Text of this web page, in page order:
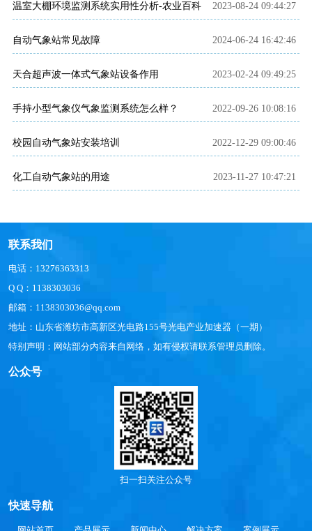
温室大棚环境监测系统实用性分析-农业百科 2023-08-24 09:44:27
自动气象站常见故障 2024-06-24 16:42:46
天合超声波一体式气象站设备作用 2023-02-24 09:49:25
手持小型气象仪气象监测系统怎么样？ 2022-09-26 10:08:16
校园自动气象站安装培训 2022-12-29 09:00:46
化工自动气象站的用途 2023-11-27 10:47:21
联系我们
电话：13276363313
Q Q：1138303036
邮箱：1138303036@qq.com
地址：山东省潍坊市高新区光电路155号光电产业加速器（一期）
特别声明：网站部分内容来自网络，如有侵权请联系管理员删除。
公众号
扫一扫关注公众号
快速导航